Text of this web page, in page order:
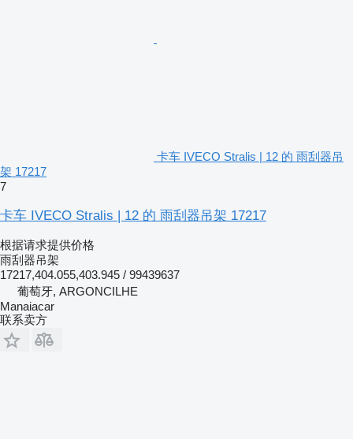
卡车 IVECO Stralis | 12 的 雨刮器吊
架 17217
7
卡车 IVECO Stralis | 12 的 雨刮器吊架 17217
根据请求提供价格
雨刮器吊架
17217,404.055,403.945 / 99439637
葡萄牙, ARGONCILHE
Manaiacar
联系卖方